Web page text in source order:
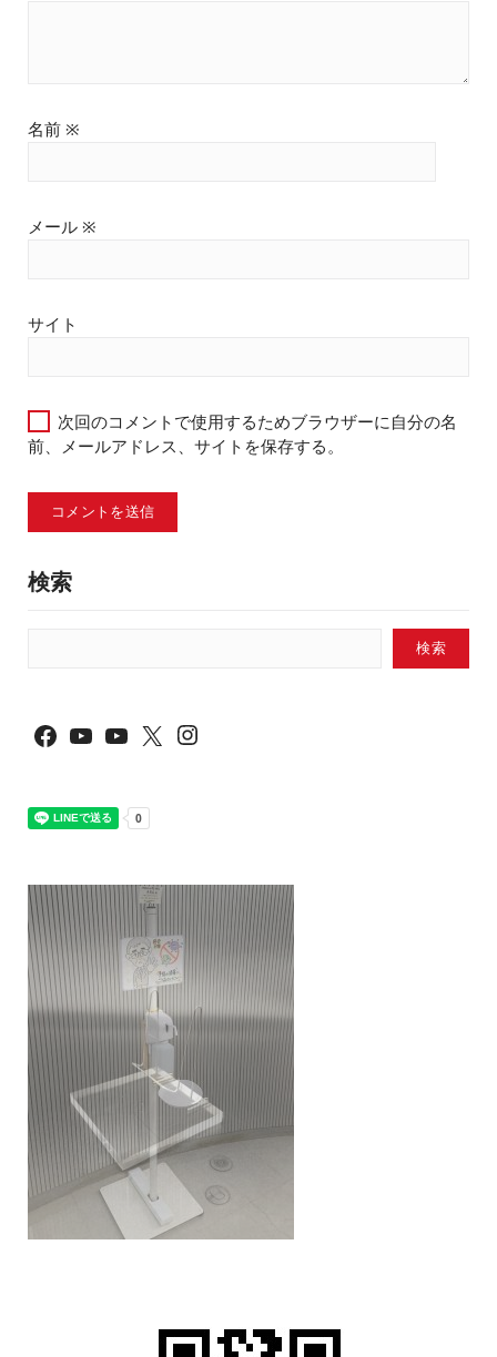
名前 ※
メール ※
サイト
次回のコメントで使用するためブラウザーに自分の名
前、メールアドレス、サイトを保存する。
検索
検索
YouTube YouTube X